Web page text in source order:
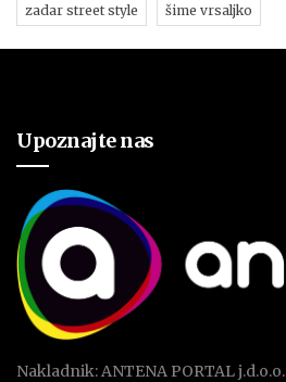
zadar street style šime vrsaljko
Upoznajte nas
Nakladnik: ANTENA PORTAL j.d.o.o.